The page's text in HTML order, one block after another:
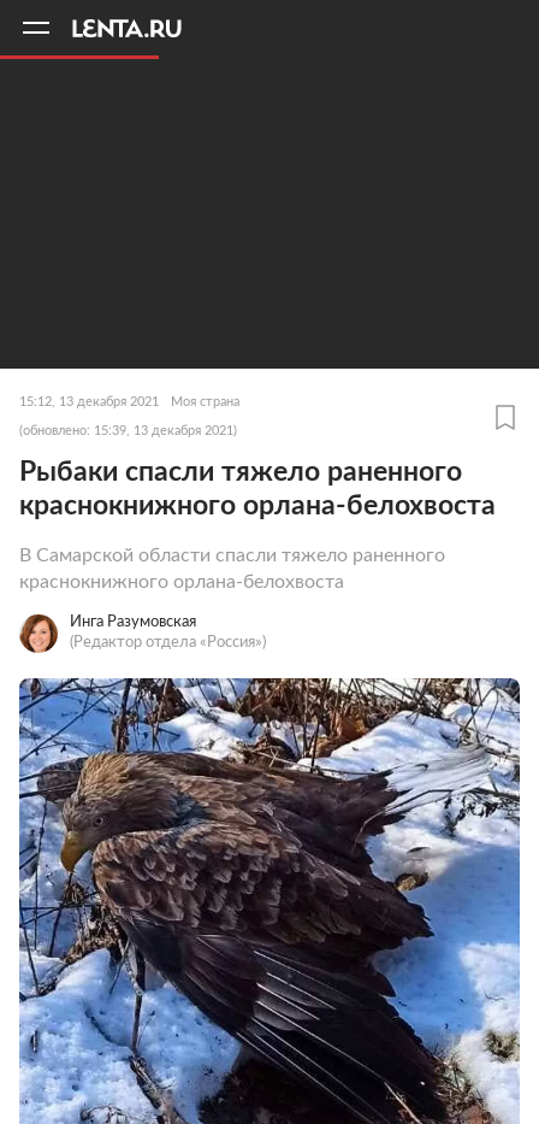
15:12, 13 декабря 2021 Моя страна
(обновлено: 15:39, 13 декабря 2021)
Рыбаки спасли тяжело раненного
краснокнижного орлана-белохвоста
В Самарской области спасли тяжело раненного
краснокнижного орлана-белохвоста
Инга Разумовская
(Редактор отдела «Россия»)